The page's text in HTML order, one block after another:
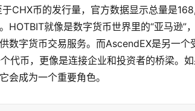
CHX币的发行量，官方数据显示总量是
HOTBIT就像是数字货币世界里的“亚马逊
数字货币交易服务。而AscendEX是另一个
代币，更像是连接企业和投资者的桥梁。
会成为一个重要角色。